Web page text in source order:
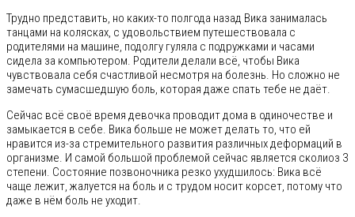
Трудно представить, но каких-то полгода назад Вика занималась
танцами на колясках, с удовольствием путешествовала с
родителями на машине, подолгу гуляла с подружками и часами
сидела за компьютером. Родители делали всё, чтобы Вика
чувствовала себя счастливой несмотря на болезнь. Но сложно не
замечать сумасшедшую боль, которая даже спать тебе не даёт.
Сейчас всё своё время девочка проводит дома в одиночестве и
замыкается в себе. Вика больше не может делать то, что ей
нравится из-за стремительного развития различных деформаций в
организме. И самой большой проблемой сейчас является сколиоз 3
степени. Состояние позвоночника резко ухудшилось: Вика всё
чаще лежит, жалуется на боль и с трудом носит корсет, потому что
даже в нём боль не уходит.